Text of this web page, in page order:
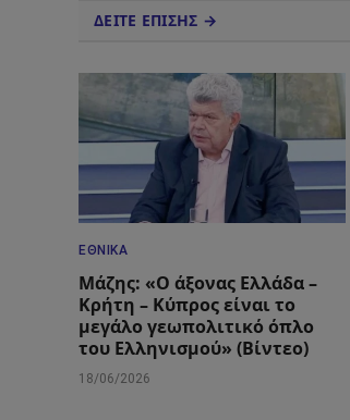
ΔΕΙΤΕ ΕΠΙΣΗΣ →
ΕΘΝΙΚΆ
Μάζης: «Ο άξονας Ελλάδα –
Κρήτη – Κύπρος είναι το
μεγάλο γεωπολιτικό όπλο
του Ελληνισμού» (Βίντεο)
18/06/2026